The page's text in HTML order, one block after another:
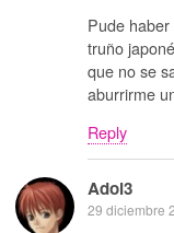
Pude
truño
que no se
aburrirme
Reply
Adol3
29 diciembre